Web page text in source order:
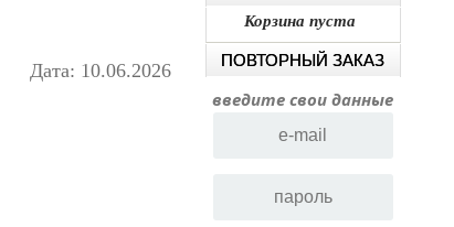
Дата: 10.06.2026
Корзина пуста
ПОВТОРНЫЙ ЗАКАЗ
введите свои данные